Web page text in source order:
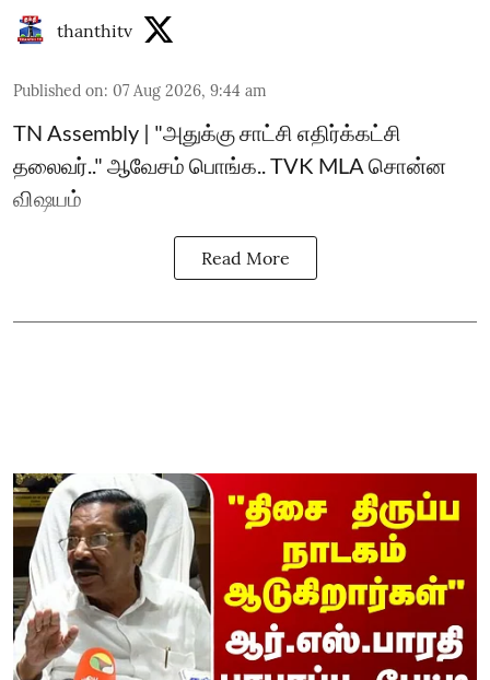
thanthitv
Published on: 07 Aug 2026, 9:44 am
TN Assembly | "அதுக்கு சாட்சி எதிர்க்கட்சி
தலைவர்.." ஆவேசம் பொங்க.. TVK MLA சொன்ன
விஷயம்
Read More